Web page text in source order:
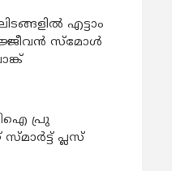
എട്ടാം
സ്മോൾ
പ്രു
പ്ലസ്